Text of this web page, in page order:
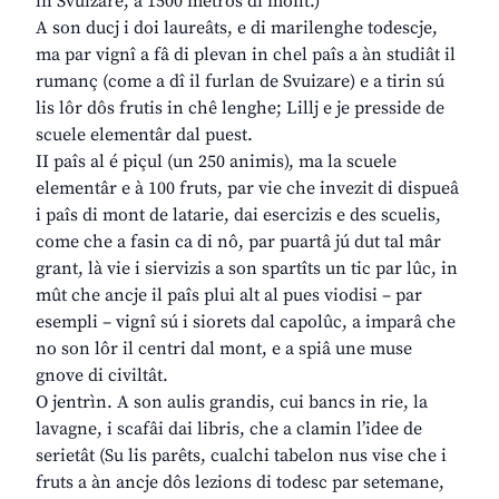
A son ducj i doi laureâts, e di marilenghe todescje,
ma par vignî a fâ di plevan in chel paîs a àn studiât il
rumanç (come a dî il furlan de Svuizare) e a tirin sú
lis lôr dôs frutis in chê lenghe; Lillj e je presside de
scuele elementâr dal puest.
II paîs al é piçul (un 250 animis), ma la scuele
elementâr e à 100 fruts, par vie che invezit di dispueâ
i paîs di mont de latarie, dai esercizis e des scuelis,
come che a fasin ca di nô, par puartâ jú dut tal mâr
grant, là vie i siervizis a son spartîts un tic par lûc, in
mût che ancje il paîs plui alt al pues viodisi – par
esempli – vignî sú i siorets dal capolûc, a imparâ che
no son lôr il centri dal mont, e a spiâ une muse
gnove di civiltât.
O jentrìn. A son aulis grandis, cui bancs in rie, la
lavagne, i scafâi dai libris, che a clamin l’idee de
serietât (Su lis parêts, cualchi tabelon nus vise che i
fruts a àn ancje dôs lezions di todesc par setemane,